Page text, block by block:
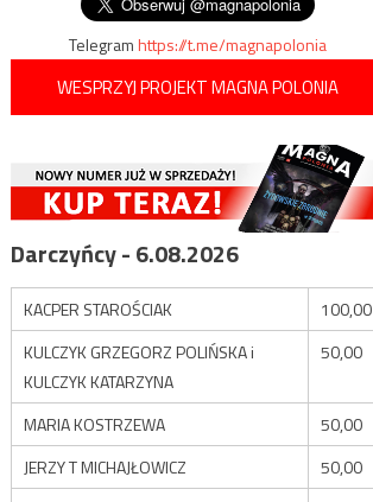
Telegramhttps://t.me/magnapolonia
WESPRZYJ PROJEKT MAGNA POLONIA
Darczyńcy - 6.08.2026
KACPER STAROŚCIAK
100,00
KULCZYK GRZEGORZ POLIŃSKA i
KULCZYK KATARZYNA
50,00
MARIA KOSTRZEWA
50,00
JERZY T MICHAJŁOWICZ
50,00